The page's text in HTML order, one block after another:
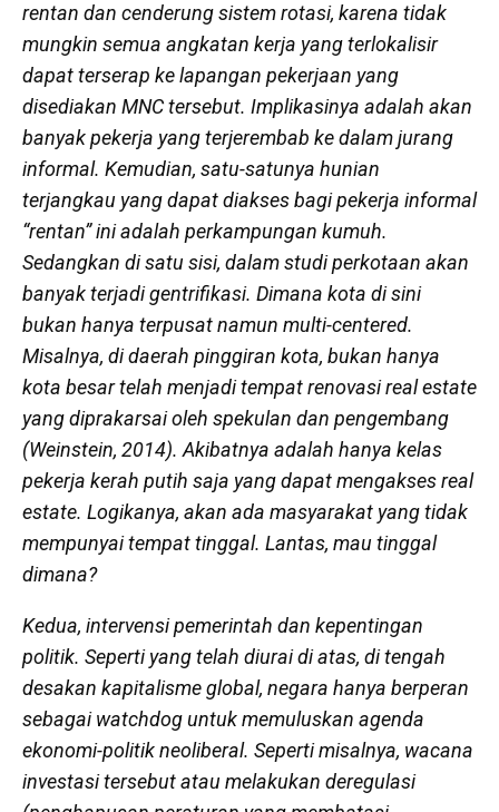
rentan dan cenderung sistem rotasi, karena tidak
mungkin semua angkatan kerja yang terlokalisir
dapat terserap ke lapangan pekerjaan yang
disediakan MNC tersebut. Implikasinya adalah akan
banyak pekerja yang terjerembab ke dalam jurang
informal. Kemudian, satu-satunya hunian
terjangkau yang dapat diakses bagi pekerja informal
“rentan” ini adalah perkampungan kumuh.
Sedangkan di satu sisi, dalam studi perkotaan akan
banyak terjadi gentrifikasi. Dimana kota di sini
bukan hanya terpusat namun multi-centered.
Misalnya, di daerah pinggiran kota, bukan hanya
kota besar telah menjadi tempat renovasi real estate
yang diprakarsai oleh spekulan dan pengembang
(Weinstein, 2014). Akibatnya adalah hanya kelas
pekerja kerah putih saja yang dapat mengaksesreal
estate. Logikanya, akan ada masyarakat yang tidak
mempunyai tempat tinggal. Lantas, mau tinggal
dimana?
Kedua, intervensi pemerintah dan kepentingan
politik. Seperti yang telah diurai di atas, di tengah
desakan kapitalisme global, negara hanya berperan
sebagaiwatchdoguntuk memuluskan agenda
ekonomi-politik neoliberal. Seperti misalnya, wacana
investasi tersebut atau melakukan deregulasi